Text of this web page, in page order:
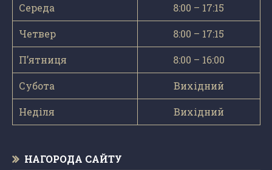
Середа 8:00 – 17:15
Четвер 8:00 – 17:15
П’ятниця 8:00 – 16:00
Субота Вихідний
Неділя Вихідний
НАГОРОДА САЙТУ